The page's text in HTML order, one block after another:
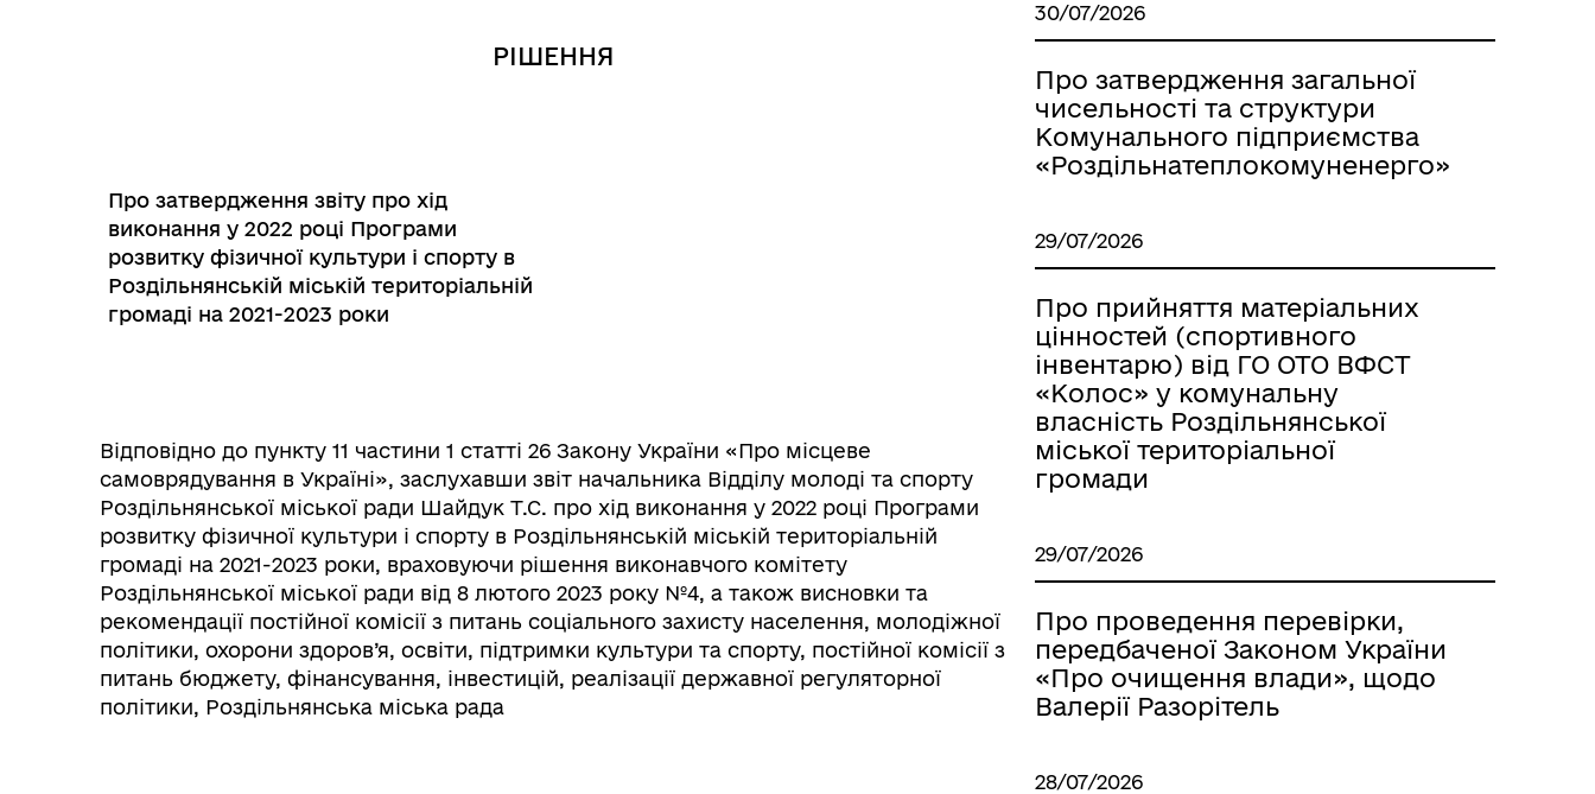
Графіки прийому громадян
Інформаційна безпека та
технічний захист інформації
Книга пам'яті полеглих за
Військовослужбовцям,
ветеранам та їхнім родинам
Розклад автобусів Роздільна-
Лиманське
РІШЕННЯ
Про затвердження звіту про хід
виконання у 2022 році Програми
розвитку фізичної культури і спорту в
Роздільнянській міській територіальній
громаді на 2021-2023 роки
Відповідно до пункту 11 частини 1 статті 26 Закону України «Про місцеве
самоврядування в Україні», заслухавши звіт начальника Відділу молоді та спорту
Роздільнянської міської ради Шайдук Т.С. про хід виконання у 2022 році Програми
розвитку фізичної культури і спорту в Роздільнянській міській територіальній
громаді на 2021-2023 роки, враховуючи рішення виконавчого комітету
Роздільнянської міської ради від 8 лютого 2023 року №4, а також висновки та
рекомендації постійної комісії з питань соціального захисту населення, молодіжної
політики, охорони здоров’я, освіти, підтримки культури та спорту, постійної комісії з
питань бюджету, фінансування, інвестицій, реалізації державної регуляторної
політики, Роздільнянська міська рада
30/07/2026
Про затвердження загальної
чисельності та структури
Комунального підприємства
«Роздільнатеплокомуненерго»
29/07/2026
Про прийняття матеріальних
цінностей (спортивного
інвентарю) від ГО ОТО ВФСТ
«Колос» у комунальну
власність Роздільнянської
міської територіальної
громади
29/07/2026
Про проведення перевірки,
передбаченої Законом України
«Про очищення влади», щодо
Валерії Разорітель
28/07/2026